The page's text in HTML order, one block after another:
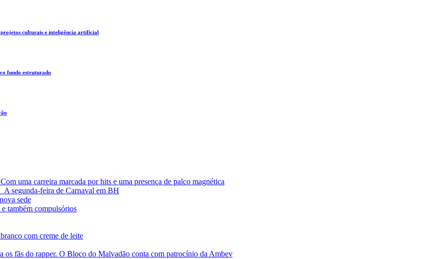
culturais e inteligência artificial
fundo estruturado
uma carreira marcada por hits e uma presença de palco magnética
segunda-feira de Carnaval em BH
sede
também compulsórios
com creme de leite
os fãs do rapper. O Bloco do Malvadão conta com patrocínio da Ambev